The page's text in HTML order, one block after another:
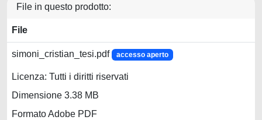
File in questo prodotto:
File
simoni_cristian_tesi.pdf accesso aperto
Licenza: Tutti i diritti riservati
Dimensione 3.38 MB
Formato Adobe PDF